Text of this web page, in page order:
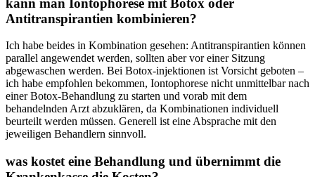
Antitranspirantien kombinieren?
Ich⁢ habe beides in Kombination gesehen: Antitranspirantien können
parallel angewendet‍ werden, sollten ‌aber vor einer⁢ Sitzung
abgewaschen‍ werden. Bei Botox-injektionen ist⁢ Vorsicht ‌geboten –
ich‌ habe empfohlen⁣ bekommen, Iontophorese ​nicht ⁤unmittelbar ‍nach‍
einer Botox-Behandlung zu⁣ starten‌ und⁢ vorab mit dem
behandelnden⁣ Arzt abzuklären, da Kombinationen individuell
beurteilt werden ⁣müssen. ‍Generell ist ‌eine Absprache ⁣mit den
jeweiligen Behandlern sinnvoll.
was kostet⁣ eine Behandlung und übernimmt die